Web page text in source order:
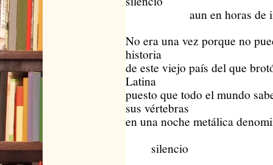
aun en horas de
No era una vez porque no
historia
de este viejo país del que
Latina
puesto que todo el mundo
sus vértebras
en una noche metálica
silencio